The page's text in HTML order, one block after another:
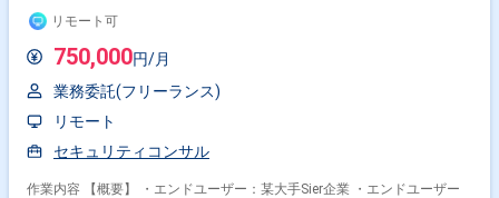
リモート可
750,000円/月
業務委託(フリーランス)
リモート
セキュリティコンサル
作業内容 【概要】 ・エンドユーザー：某大手Sier企業 ・エンドユーザー